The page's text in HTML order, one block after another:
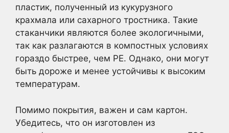
пластик, полученный из кукурузного
крахмала или сахарного тростника. Такие
стаканчики являются более экологичными,
так как разлагаются в компостных условиях
гораздо быстрее, чем PE. Однако, они могут
быть дороже и менее устойчивы к высоким
температурам.
Помимо покрытия, важен и сам картон.
Убедитесь, что он изготовлен из